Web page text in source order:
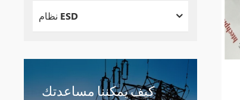
نظام ESD
كيف يمكننا مساعدتك